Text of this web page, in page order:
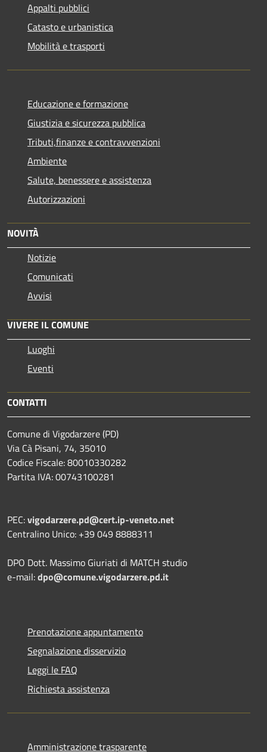
Appalti pubblici
Catasto e urbanistica
Mobilità e trasporti
Educazione e formazione
Giustizia e sicurezza pubblica
Tributi,finanze e contravvenzioni
Ambiente
Salute, benessere e assistenza
Autorizzazioni
NOVITÀ
Notizie
Comunicati
Avvisi
VIVERE IL COMUNE
Luoghi
Eventi
CONTATTI
Comune di Vigodarzere (PD)
Via Cà Pisani, 74, 35010
Codice Fiscale: 80010330282
Partita IVA: 00743100281
PEC:vigodarzere.pd@cert.ip-veneto.net
Centralino Unico: +39 049 8888311
DPO Dott. Massimo Giuriati di MATCH studio
e-mail:dpo@comune.vigodarzere.pd.it
Prenotazione appuntamento
Segnalazione disservizio
Leggi le FAQ
Richiesta assistenza
Amministrazione trasparente